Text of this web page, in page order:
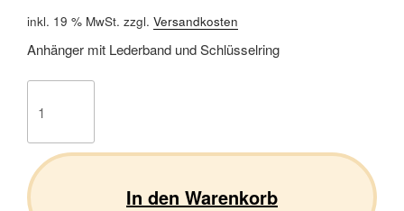
inkl. 19 % MwSt. zzgl. Versandkosten
Anhänger mit Lederband und Schlüsselring
S03
In den Warenkorb